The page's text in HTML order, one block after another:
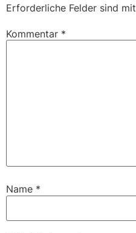
Erforderliche Felder sind mit
Kommentar *
Name *